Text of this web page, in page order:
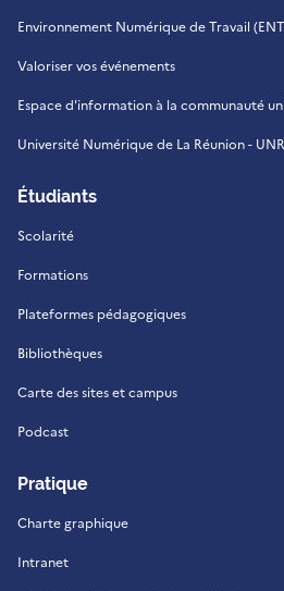
Environnement Numérique de Travail
Valoriser vos événements
Espace d'information à la communauté
Université Numérique de La Réunion - UNR
Étudiants
Scolarité
Formations
Plateformes pédagogiques
Bibliothèques
Carte des sites et campus
Podcast
Pratique
Charte graphique
Intranet